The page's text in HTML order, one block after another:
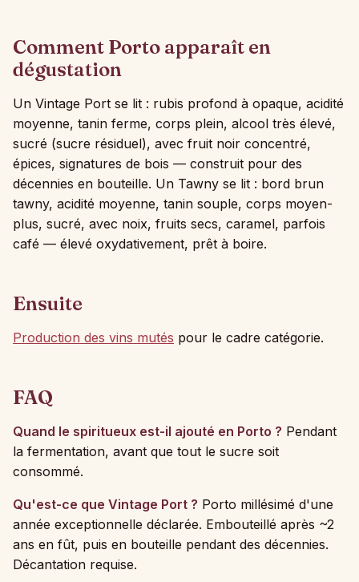
Comment Porto apparaît en
dégustation
Un Vintage Port se lit : rubis profond à opaque, acidité
moyenne, tanin ferme, corps plein, alcool très élevé,
sucré (sucre résiduel), avec fruit noir concentré,
épices, signatures de bois — construit pour des
décennies en bouteille. Un Tawny se lit : bord brun
tawny, acidité moyenne, tanin souple, corps moyen-
plus, sucré, avec noix, fruits secs, caramel, parfois
café — élevé oxydativement, prêt à boire.
Ensuite
Production des vins mutés pour le cadre catégorie.
FAQ
Quand le spiritueux est-il ajouté en Porto ? Pendant
la fermentation, avant que tout le sucre soit
consommé.
Qu'est-ce que Vintage Port ? Porto millésimé d'une
année exceptionnelle déclarée. Embouteillé après ~2
ans en fût, puis en bouteille pendant des décennies.
Décantation requise.